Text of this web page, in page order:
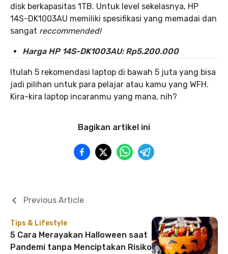
disk berkapasitas 1TB. Untuk level sekelasnya, HP
14S-DK1003AU memiliki spesifikasi yang memadai dan
sangat reccommended!
Harga HP 14S-DK1003AU: Rp5.200.000
Itulah 5 rekomendasi laptop di bawah 5 juta yang bisa
jadi pilihan untuk para pelajar atau kamu yang WFH.
Kira-kira laptop incaranmu yang mana, nih?
Bagikan artikel ini
Tips & Lifestyle
5 Cara Merayakan Halloween saat
Pandemi tanpa Menciptakan Risiko
Previous Article